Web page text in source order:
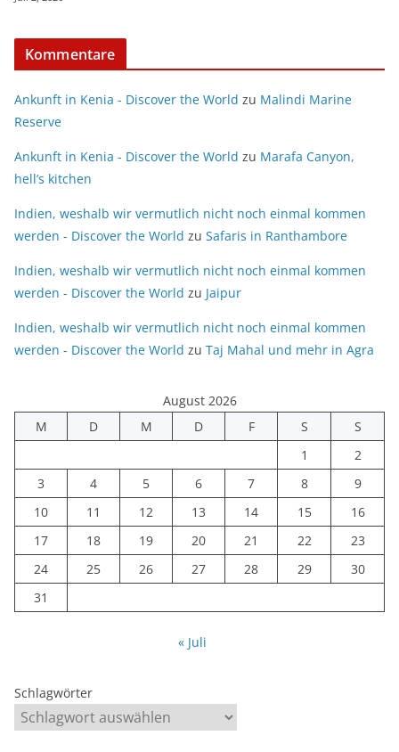
Kommentare
Ankunft in Kenia - Discover the World zu Malindi Marine
Reserve
Ankunft in Kenia - Discover the World zu Marafa Canyon,
hell’s kitchen
Indien, weshalb wir vermutlich nicht noch einmal kommen
werden - Discover the World zu Safaris in Ranthambore
Indien, weshalb wir vermutlich nicht noch einmal kommen
werden - Discover the World zu Jaipur
Indien, weshalb wir vermutlich nicht noch einmal kommen
werden - Discover the World zu Taj Mahal und mehr in Agra
August 2026
M
D M D F S
S
1
2
3
4 5 6 7 8
9
10
11 12 13 14 15
16
17
18 19 20 21 22
23
24
25 26 27 28 29
30
31
« Juli
Schlagwörter